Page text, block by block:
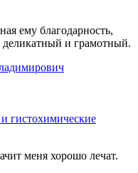
ему благодарность,
деликатный и грамотный.
гистохимические
меня хорошо лечат.